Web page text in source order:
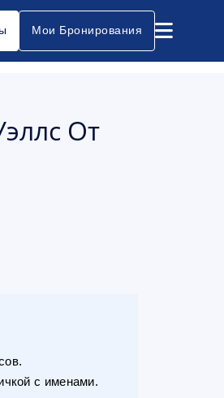
Мои Бронирования
От
с именами.